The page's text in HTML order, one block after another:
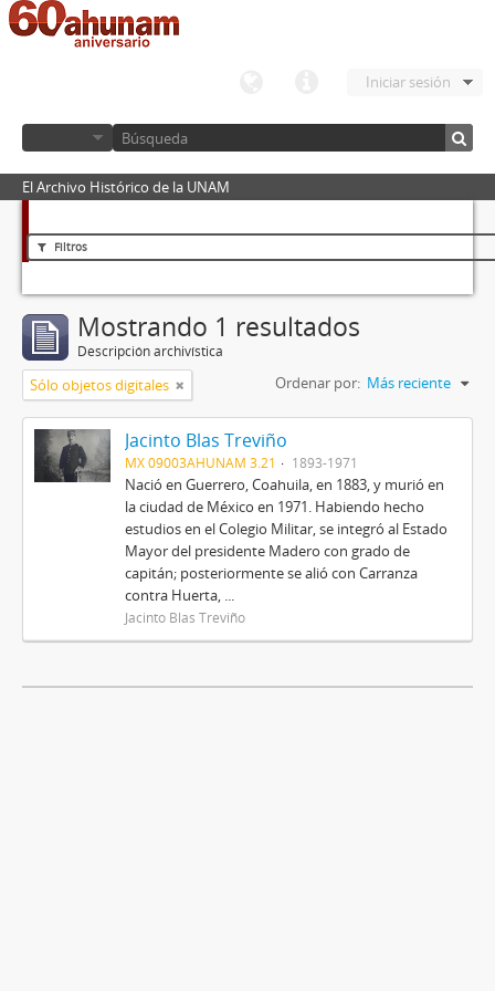
Iniciar sesión
El Archivo Histórico de la UNAM
Filtros
Mostrando 1 resultados
Descripción archivística
Sólo objetos digitales Ordenar por: Más reciente
Jacinto Blas Treviño
MX 09003AHUNAM 3.21 1893-1971
Nació en Guerrero, Coahuila, en 1883, y murió en
la ciudad de México en 1971. Habiendo hecho
estudios en el Colegio Militar, se integró al Estado
Mayor del presidente Madero con grado de
capitán; posteriormente se alió con Carranza
contra Huerta, ...
Jacinto Blas Treviño